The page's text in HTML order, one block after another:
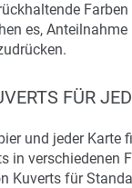
es,
FÜR
und jeder Karte
in verschiedenen
Kuverts für